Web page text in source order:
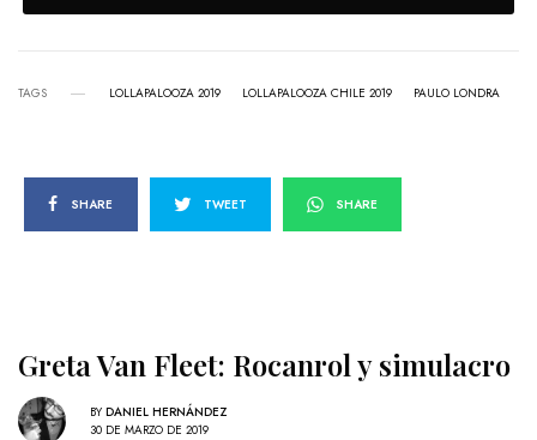
TAGS LOLLAPALOOZA 2019 LOLLAPALOOZA CHILE 2019 PAULO LONDRA
SHARE TWEET SHARE
Greta Van Fleet: Rocanrol y simulacro
BY DANIEL HERNÁNDEZ
30 DE MARZO DE 2019